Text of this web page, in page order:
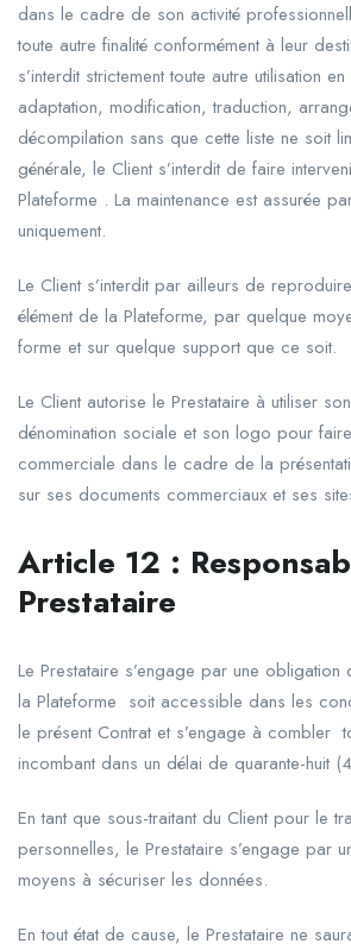
dans le cadre de son activité
toute autre finalité conformément à leur
s’interdit strictement toute autre utilisation
adaptation, modification, traduction,
décompilation sans que cette liste ne soit
générale, le Client s’interdit de faire
Plateforme . La maintenance est assurée
uniquement.
Le Client s’interdit par ailleurs de
élément de la Plateforme, par quelque
forme et sur quelque support que ce soit.
Le Client autorise le Prestataire à utiliser
dénomination sociale et son logo pour
commerciale dans le cadre de la
sur ses documents commerciaux et ses
Article 12 :
Prestataire
Le Prestataire s’engage par une
la Plateforme soit accessible dans les
le présent Contrat et s’engage à combler
incombant dans un délai de quarante-huit
En tant que sous-traitant du Client pour le
personnelles, le Prestataire s’engage par
moyens à sécuriser les données.
En tout état de cause, le Prestataire ne